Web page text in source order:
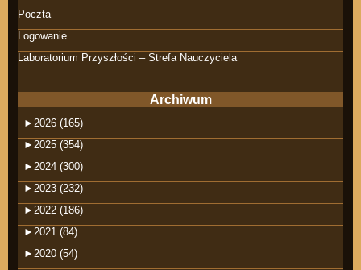
Poczta
Logowanie
Laboratorium Przyszłości – Strefa Nauczyciela
Archiwum
► 2026 (165)
► 2025 (354)
► 2024 (300)
► 2023 (232)
► 2022 (186)
► 2021 (84)
► 2020 (54)